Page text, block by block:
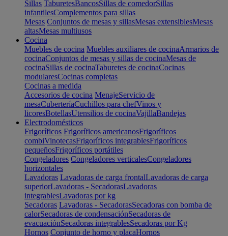
Sillas TaburetesBancosSillas de comedorSillas
infantilesComplementos para sillas
Mesas Conjuntos de mesas y sillasMesas extensiblesMesas
altasMesas multiusos
Cocina
Muebles de cocina Muebles auxiliares de cocinaArmarios de
cocinaConjuntos de mesas y sillas de cocinaMesas de
cocinaSillas de cocinaTaburetes de cocinaCocinas
modularesCocinas completas
Cocinas a medida
Accesorios de cocina MenajeServicio de
mesaCuberteríaCuchillos para chefVinos y
licoresBotellasUtensilios de cocinaVajillaBandejas
Electrodomésticos
Frigoríficos Frigoríficos americanosFrigoríficos
combiVinotecasFrigoríficos integrablesFrigoríficos
pequeñosFrigoríficos portátiles
Congeladores Congeladores verticalesCongeladores
horizontales
Lavadoras Lavadoras de carga frontalLavadoras de carga
superiorLavadoras - SecadorasLavadoras
integrablesLavadoras por kg
Secadoras Lavadoras - SecadorasSecadoras con bomba de
calorSecadoras de condensaciónSecadoras de
evacuaciónSecadoras integrablesSecadoras por Kg
Hornos Conjunto de horno y placaHornos